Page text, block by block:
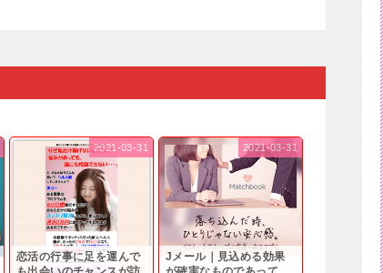
恋活の行事に足を運んで
2021-03-31
Jメール｜見込める効果
2021-03-31